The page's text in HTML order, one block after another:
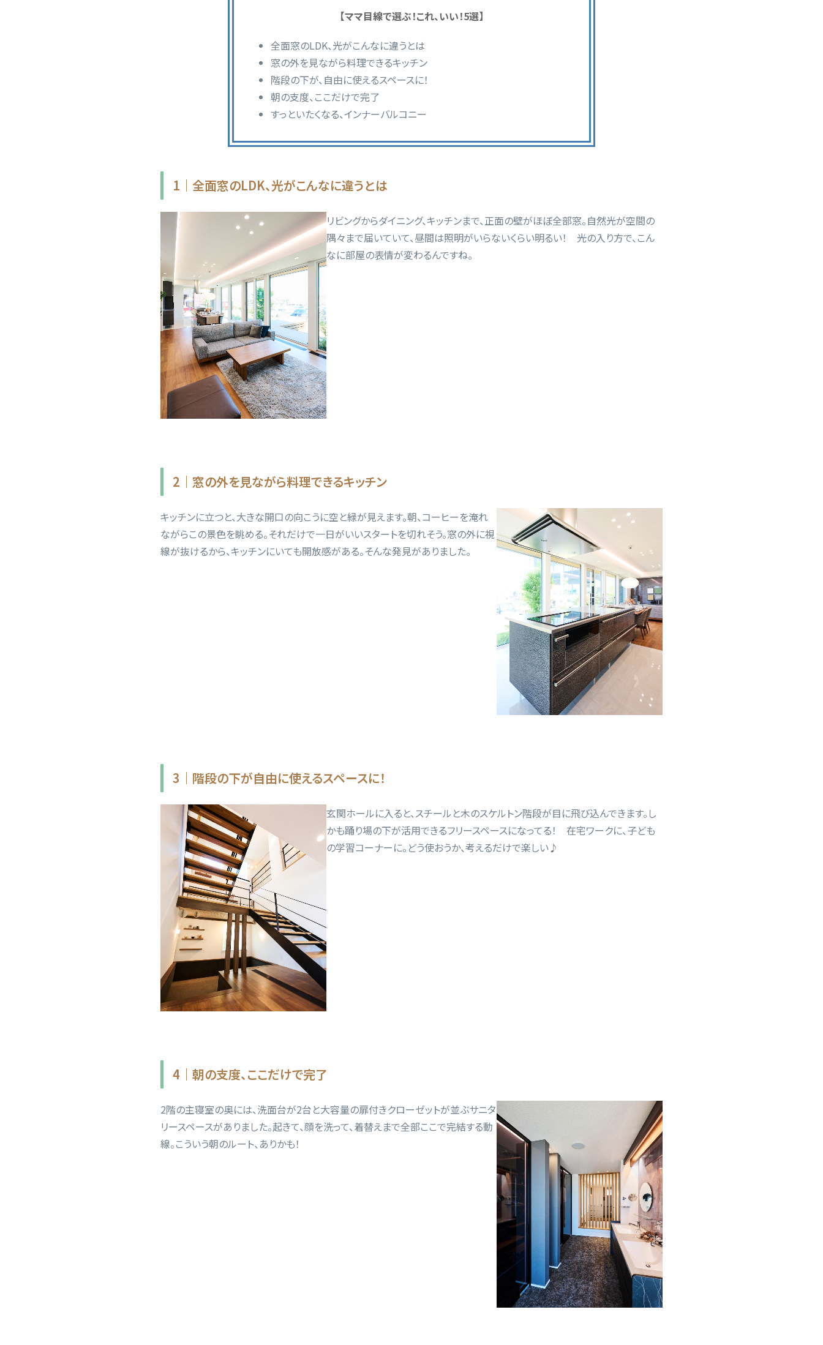
【ママ目線で選ぶ！これ、いい！5選】
全面窓のLDK、光がこんなに違うとは
窓の外を見ながら料理できるキッチン
階段の下が、自由に使えるスペースに！
朝の支度、ここだけで完了
すっといたくなる、インナーバルコニー
1｜全面窓のLDK、光がこんなに違うとは
リビングからダイニング、キッチンまで、正面の壁がほぼ全部窓。自然光が空間の
隅々まで届いていて、昼間は照明がいらないくらい明るい！ 光の入り方で、こん
なに部屋の表情が変わるんですね。
2｜窓の外を見ながら料理できるキッチン
キッチンに立つと、大きな開口の向こうに空と緑が見えます。朝、コーヒーを淹れ
ながらこの景色を眺める。それだけで一日がいいスタートを切れそう。窓の外に視
線が抜けるから、キッチンにいても開放感がある。そんな発見がありました。
3｜階段の下が自由に使えるスペースに！
玄関ホールに入ると、スチールと木のスケルトン階段が目に飛び込んできます。し
かも踊り場の下が活用できるフリースペースになってる！ 在宅ワークに、子ども
の学習コーナーに。どう使おうか、考えるだけで楽しい♪
4｜朝の支度、ここだけで完了
2階の主寝室の奥には、洗面台が2台と大容量の扉付きクローゼットが並ぶサニタ
リースペースがありました。起きて、顔を洗って、着替えまで全部ここで完結する動
線。こういう朝のルート、ありかも！